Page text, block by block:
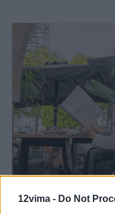
12vima - Do Not